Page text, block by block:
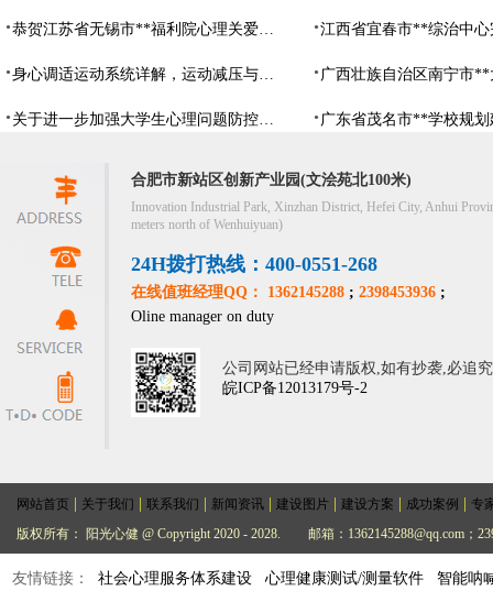
恭贺江苏省无锡市**福利院心理关爱中心建设项目由阳光心健代理商中标
身心调适运动系统详解，运动减压与心理调适全指南
关于进一步加强大学生心理问题防控，防控大学生心理危机
合肥市新站区创新产业园(文浍苑北100米)
Innovation Industrial Park, Xinzhan District, Hefei City, Anhui
meters north of Wenhuiyuan)
24H拨打热线：400-0551-268
在线值班经理QQ： 1362145288 ; 2398453936 ;
Oline manager on duty
公司网站已经申请版权,如有抄袭,必追
皖ICP备12013179号-2
网站首页 关于我们 联系我们 新闻资讯 建设图片 建设方案 成功案例
专
版权所有： 阳光心健 @ Copyright 2020 - 2028.
邮箱：1362145288@qq.com；
友情链接： 社会心理服务体系建设 心理健康测试/测量软件 智能呐